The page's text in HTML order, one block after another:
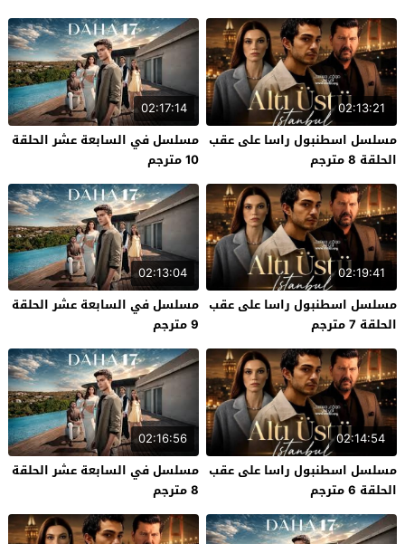
02:13:21
مسلسل اسطنبول راسا على عقب
الحلقة 8 مترجم
02:17:14
مسلسل في السابعة عشر الحلقة
10 مترجم
02:19:41
مسلسل اسطنبول راسا على عقب
الحلقة 7 مترجم
02:13:04
مسلسل في السابعة عشر الحلقة
9 مترجم
02:14:54
مسلسل اسطنبول راسا على عقب
الحلقة 6 مترجم
02:16:56
مسلسل في السابعة عشر الحلقة
8 مترجم